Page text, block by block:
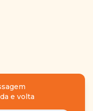
e volta